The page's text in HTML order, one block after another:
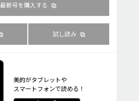
最新号を購入する
試し読み
美的がタブレットや
スマートフォンで読める！